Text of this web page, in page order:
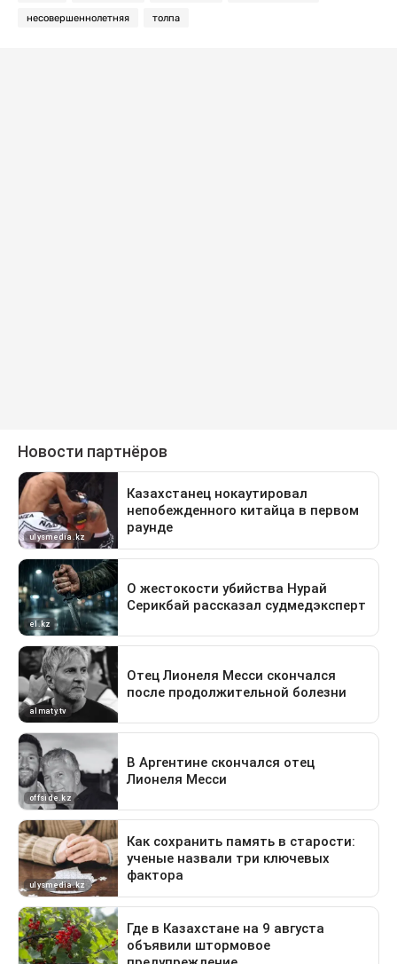
несовершеннолетняя толпа